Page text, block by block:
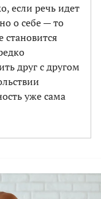
если речь идет
о себе — то
становится
друг с другом
уже сама